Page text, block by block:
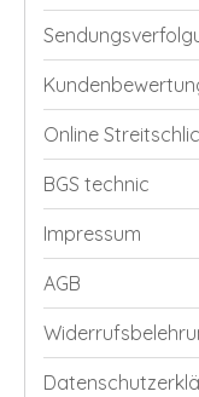
Online
BGS technic
Impressum
AGB